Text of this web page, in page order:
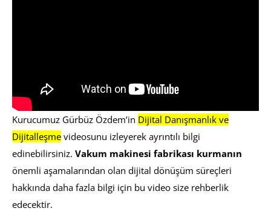
Kurucumuz Gürbüz Özdem’in Dijital Danışmanlık ve
Dijitalleşme videosunu izleyerek ayrıntılı bilgi
edinebilirsiniz. Vakum makinesi fabrikası kurmanın
önemli aşamalarından olan dijital dönüşüm süreçleri
hakkında daha fazla bilgi için bu video size rehberlik
edecektir.